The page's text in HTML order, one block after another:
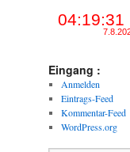
Eingang :
Anmelden
Eintrags-Feed
Kommentar-Feed
WordPress.org